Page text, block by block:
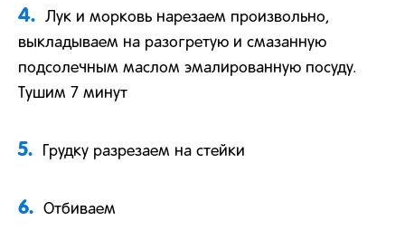
4.
Лук и морковь нарезаем произвольно,
выкладываем на разогретую и смазанную
подсолечным маслом эмалированную посуду.
Тушим 7 минут
5. Грудку разрезаем на стейки
6. Отбиваем